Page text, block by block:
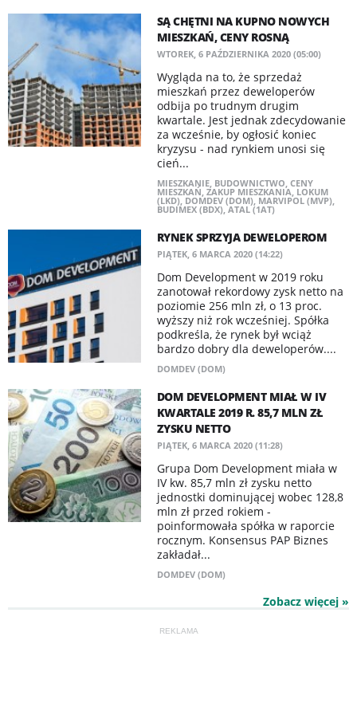
SĄ CHĘTNI NA KUPNO NOWYCH
MIESZKAŃ, CENY ROSNĄ
WTOREK, 6 PAŹDZIERNIKA 2020 (05:00)
Wygląda na to, że sprzedaż
mieszkań przez deweloperów
odbija po trudnym drugim
kwartale. Jest jednak zdecydowanie
za wcześnie, by ogłosić koniec
kryzysu - nad rynkiem unosi się
cień...
MIESZKANIE, BUDOWNICTWO, CENY
MIESZKAŃ, ZAKUP MIESZKANIA, LOKUM
(LKD), DOMDEV (DOM), MARVIPOL (MVP),
BUDIMEX (BDX),ATAL (1AT)
RYNEK SPRZYJA DEWELOPEROM
PIĄTEK, 6 MARCA 2020 (14:22)
Dom Development w 2019 roku
zanotował rekordowy zysk netto na
poziomie 256 mln zł, o 13 proc.
wyższy niż rok wcześniej. Spółka
podkreśla, że rynek był wciąż
bardzo dobry dla deweloperów....
DOMDEV (DOM)
DOM DEVELOPMENT MIAŁ W IV
KWARTALE 2019 R. 85,7 MLN ZŁ
ZYSKU NETTO
PIĄTEK, 6 MARCA 2020 (11:28)
Grupa Dom Development miała w
IV kw. 85,7 mln zł zysku netto
jednostki dominującej wobec 128,8
mln zł przed rokiem -
poinformowała spółka w raporcie
rocznym. Konsensus PAP Biznes
zakładał...
DOMDEV (DOM)
Zobacz więcej »
REKLAMA